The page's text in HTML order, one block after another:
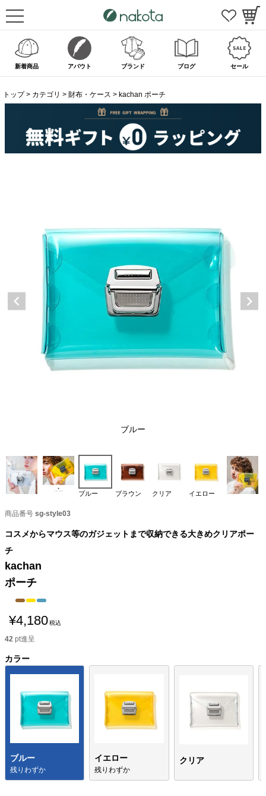
新着商品 アバウト ブランド ブログ セール
トップ カテゴリ 財布・ケース kachan ポーチ
ブルー
ブルー ブラウン クリア イエロー
商品番号 sg-style03
コスメからマウス等のガジェットまで収納できる大きめクリアポー
チ
kachan
ポーチ
¥4,180税込
42 pt進呈
カラー
ブルー
残りわずか
イエロー
残りわずか
クリア